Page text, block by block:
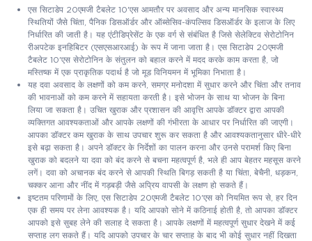
एस सिटाडेप 20एमजी टैबलेट 10'एस आमतौर पर अवसाद और अन्य मानसिक स्वास्थ्य
स्थितियों जैसे चिंता, पैनिक डिसऑर्डर और ऑब्सेसिव-कंपल्सिव डिसऑर्डर के इलाज के लिए
निर्धारित की जाती है। यह एंटीडिप्रेसेंट के एक वर्ग से संबंधित है जिसे सेलेक्टिव सेरोटोनिन
रीअपटेक इनहिबिटर (एसएसआरआई) के रूप में जाना जाता है। एस सिटाडेप 20एमजी
टैबलेट 10'एस सेरोटोनिन के संतुलन को बहाल करने में मदद करके काम करता है, जो
मस्तिष्क में एक प्राकृतिक पदार्थ है जो मूड विनियमन में भूमिका निभाता है।
यह दवा अवसाद के लक्षणों को कम करने, समग्र मनोदशा में सुधार करने और चिंता और तनाव
की भावनाओं को कम करने में सहायता करती है। इसे भोजन के साथ या भोजन के बिना
लिया जा सकता है। उचित खुराक और प्रशासन की आवृत्ति आपके डॉक्टर द्वारा आपकी
व्यक्तिगत आवश्यकताओं और आपके लक्षणों की गंभीरता के आधार पर निर्धारित की जाएगी।
आपका डॉक्टर कम खुराक के साथ उपचार शुरू कर सकता है और आवश्यकतानुसार धीरे-धीरे
इसे बढ़ा सकता है। अपने डॉक्टर के निर्देशों का पालन करना और उनसे परामर्श किए बिना
खुराक को बदलने या दवा को बंद करने से बचना महत्वपूर्ण है, भले ही आप बेहतर महसूस करने
लगें। दवा को अचानक बंद करने से आपकी स्थिति बिगड़ सकती है या चिंता, बेचैनी, धड़कन,
चक्कर आना और नींद में गड़बड़ी जैसे अप्रिय वापसी के लक्षण हो सकते हैं।
इष्टतम परिणामों के लिए, एस सिटाडेप 20एमजी टैबलेट 10'एस को नियमित रूप से, हर दिन
एक ही समय पर लेना आवश्यक है। यदि आपको सोने में कठिनाई होती है, तो आपका डॉक्टर
आपको इसे सुबह लेने की सलाह दे सकता है। आपके लक्षणों में महत्वपूर्ण सुधार देखने में कई
सप्ताह लग सकते हैं। यदि आपको उपचार के चार सप्ताह के बाद भी कोई सुधार नहीं दिखता